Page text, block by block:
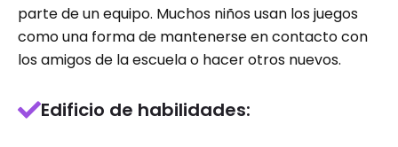
parte de un equipo. Muchos niños usan los juegos
como una forma de mantenerse en contacto con
los amigos de la escuela o hacer otros nuevos.
Edificio de habilidades: